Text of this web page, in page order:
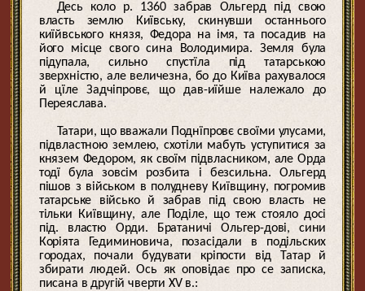
Десь коло р. 1360 забрав Ольгерд під свою
власть землю Київську, скинувши останнього
киїйвського князя, Федора на імя, та посадив на
його місце свого сина Володимира. Земля була
підупала, сильно спустїла під татарською
зверхністю, але величезна, бо до Київа рахувалося
й цїле Задчіпровє, що дав-иїйше належало до
Переяслава.
Татари, що вважали Поднїпровє своїми улусами,
підвластною землею, схотіли мабуть уступитися за
князем Федором, як своїм підвласником, але Орда
тодї була зовсім розбита і безсильна. Ольгерд
пішов з військом в полудневу Київщину, погромив
татарське військо й забрав під свою власть не
тільки Київщину, але Поділе, що теж стояло досі
під. властю Орди. Братаничі Ольгер-дові, сини
Коріята Гедиминовича, позасідали в подільских
городах, почали будувати кріпости від Татар й
збирати людей. Ось як оповідає про се записка,
писана в другій чверти XV в.: